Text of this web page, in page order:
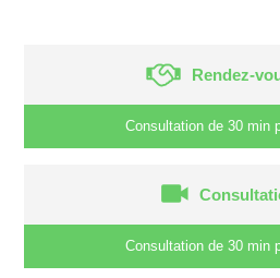
Rendez-
Consultation de 30 min
Consultation de 30 min